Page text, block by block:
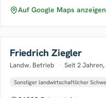
Auf Google Maps anzeigen
Friedrich Ziegler
Landw. Betrieb · Seit 2
Sonstiger landwirtschaftlicher